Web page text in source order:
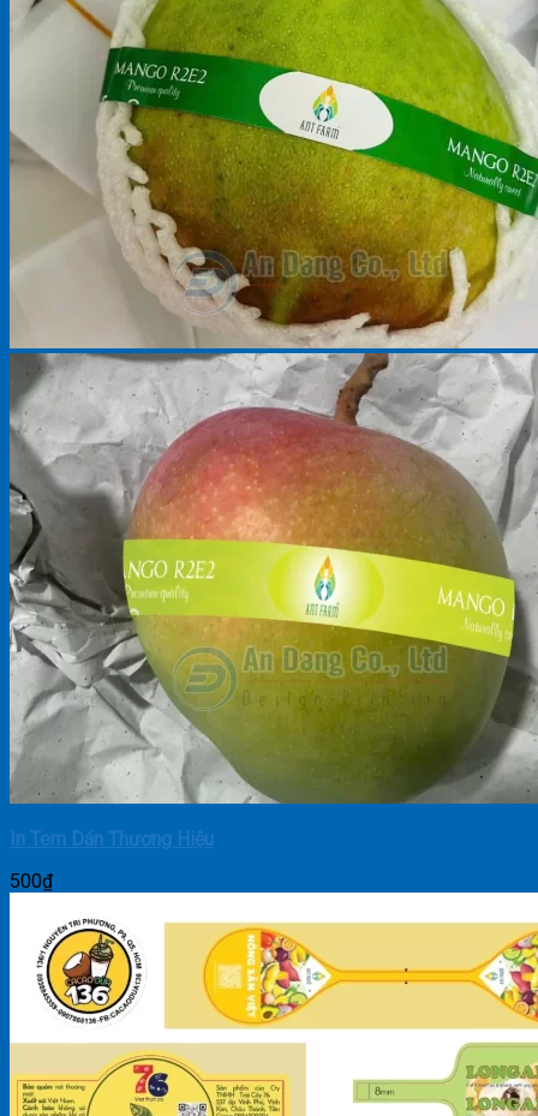
In Tem Dán Thương Hiệu
500₫